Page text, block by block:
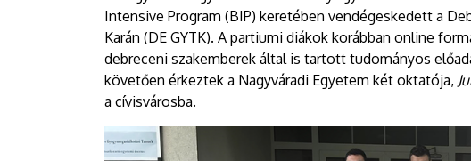
Intensive Program (BIP) keretében vendégeskedett a
Karán (DE GYTK). A partiumi diákok korábban online
debreceni szakemberek által is tartott tudományos
követően érkeztek a Nagyváradi Egyetem két oktatója,
a cívisvárosba.